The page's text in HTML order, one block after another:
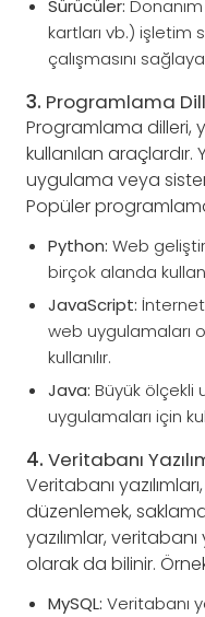
Sürücüler:
kartları vb.) işletim
çalışmasını
3. Programlama
Programlama dilleri,
kullanılan araçlardır.
uygulama veya
Popüler
Python: Web
birçok alanda
JavaScript: İnternet
web uygulamaları
kullanılır.
Java: Büyük ölçekli
uygulamaları için
4. Veritabanı
Veritabanı
düzenlemek,
yazılımlar,
olarak da bilinir.
MySQL: Veritabanı